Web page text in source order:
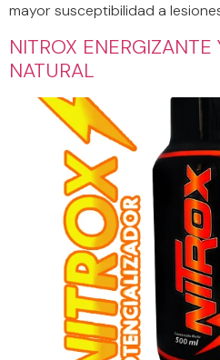
mayor susceptibilidad a
NITROX
NATURAL